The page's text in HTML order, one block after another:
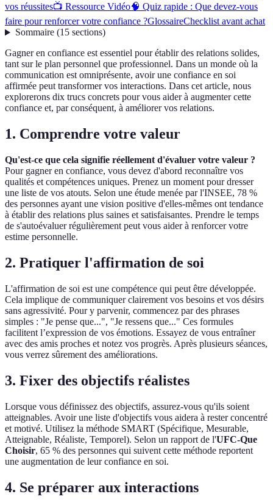
vos réussites📺 Ressource Vidéo🧠 Quiz rapide : Que devez-vous
faire pour renforcer votre confiance ?GlossaireChecklist avant achat
Sommaire(15 sections)
Gagner en confiance est essentiel pour établir des relations solides,
tant sur le plan personnel que professionnel. Dans un monde où la
communication est omniprésente, avoir une confiance en soi
affirmée peut transformer vos interactions. Dans cet article, nous
explorerons dix trucs concrets pour vous aider à augmenter cette
confiance et, par conséquent, à améliorer vos relations.
1. Comprendre votre valeur
Qu'est-ce que cela signifie réellement d'évaluer votre valeur ?
Pour gagner en confiance, vous devez d'abord reconnaître vos
qualités et compétences uniques. Prenez un moment pour dresser
une liste de vos atouts. Selon une étude menée par l'INSEE, 78 %
des personnes ayant une vision positive d'elles-mêmes ont tendance
à établir des relations plus saines et satisfaisantes. Prendre le temps
de s'autoévaluer régulièrement peut vous aider à renforcer votre
estime personnelle.
2. Pratiquer l'affirmation de soi
L'affirmation de soi est une compétence qui peut être développée.
Cela implique de communiquer clairement vos besoins et vos désirs
sans agressivité. Pour y parvenir, commencez par des phrases
simples : "Je pense que...", "Je ressens que..." Ces formules
facilitent l’expression de vos émotions. Essayez de vous entraîner
avec des amis proches et notez vos progrès. Après plusieurs séances,
vous verrez sûrement des améliorations.
3. Fixer des objectifs réalistes
Lorsque vous définissez des objectifs, assurez-vous qu'ils soient
atteignables. Avoir une liste d'objectifs vous aidera à rester concentré
et motivé. Utilisez la méthode SMART (Spécifique, Mesurable,
Atteignable, Réaliste, Temporel). Selon un rapport de l'UFC-Que
Choisir, 65 % des personnes qui suivent cette méthode reportent
une augmentation de leur confiance en soi.
4. Se préparer aux interactions